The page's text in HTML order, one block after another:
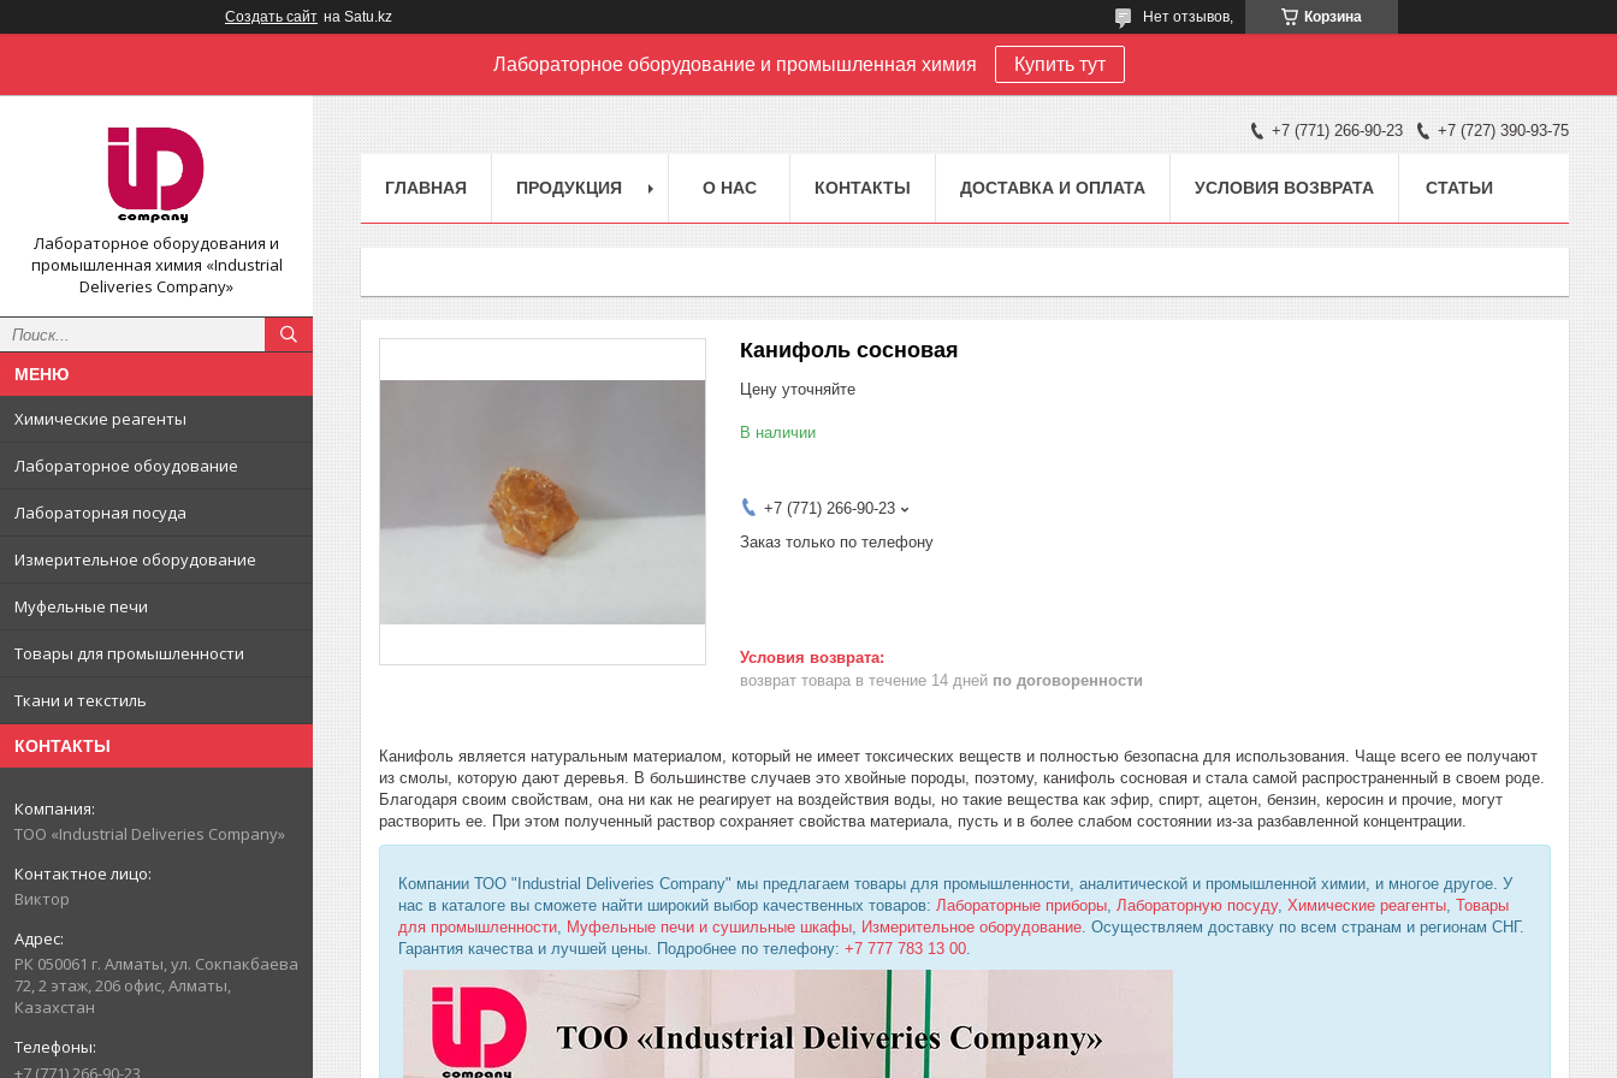
Создать сайт на Satu.kz Корзина
Нет отзывов,
Лабораторное оборудование и промышленная химия Купить тут
Лабораторное оборудования и
промышленная химия «Industrial
Deliveries Company»
Химические реагенты
Лабораторное обоудование
Лабораторная посуда
Измерительное оборудование
Муфельные печи
Товары для промышленности
Ткани и текстиль
КОНТАКТЫ
ТОО «Industrial Deliveries Company»
Виктор
РК 050061 г. Алматы, ул. Сокпакбаева
72, 2 этаж, 206 офис, Алматы,
Казахстан
+7 (771) 266-90-23
+7 (771) 266-90-23 +7 (727) 390-93-75
ГЛАВНАЯ ПРОДУКЦИЯ О НАС КОНТАКТЫ ДОСТАВКА И ОПЛАТА УСЛОВИЯ ВОЗВРАТА СТАТЬИ
Канифоль сосновая
Цену уточняйте
В наличии
+7 (771) 266-90-23
Заказ только по телефону
возврат товара в течение 14 дней по договоренности
Канифоль является натуральным материалом, который не имеет токсических веществ и полностью безопасна для использования. Чаще всего ее получают
из смолы, которую дают деревья. В большинстве случаев это хвойные породы, поэтому, канифоль сосновая и стала самой распространенный в своем роде.
Благодаря своим свойствам, она ни как не реагирует на воздействия воды, но такие вещества как эфир, спирт, ацетон, бензин, керосин и прочие, могут
растворить ее. При этом полученный раствор сохраняет свойства материала, пусть и в более слабом состоянии из-за разбавленной концентрации.
Компании ТОО "Industrial Deliveries Company" мы предлагаем товары для промышленности, аналитической и промышленной химии, и многое другое. У
нас в каталоге вы сможете найти широкий выбор качественных товаров: Лабораторные приборы Лабораторную посуду, Химические реагенты Товары
для промышленности
Муфельные печи и сушильные шкафы Измерительное оборудование . Осуществляем доставку по всем странам и регионам СНГ.
Гарантия качества и лучшей цены. Подробнее по телефону: +7 777 783 13 00